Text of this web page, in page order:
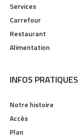
Services
Carrefour
Restaurant
Alimentation
INFOS PRATIQUES
Notre histoire
Accès
Plan